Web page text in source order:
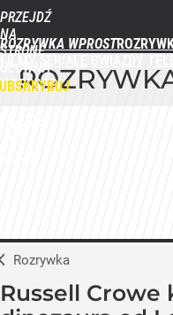
PRZEJDŹ
NA
STRONĘ
GŁÓWNĄ
WPROST.PL
ROZRYWKA WPROST
Rozrywka
Russell Crowe